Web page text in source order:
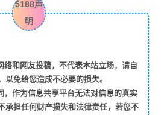
5188声
明
和网友投稿，不代表本站立场，请自
免给您造成不必要的损失。
作为信息共享平台无法对信息的真实
承担任何财产损失和法律责任，若您不